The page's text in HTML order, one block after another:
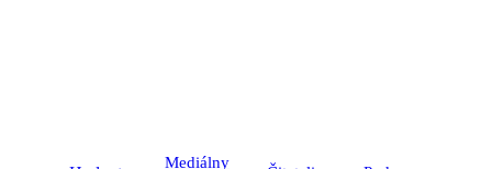
Mediálny